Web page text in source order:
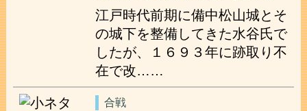
江戸時代前期に備中松山城とそ
の城下を整備してきた水谷氏で
したが、１６９３年に跡取り不
在で改……
合戦